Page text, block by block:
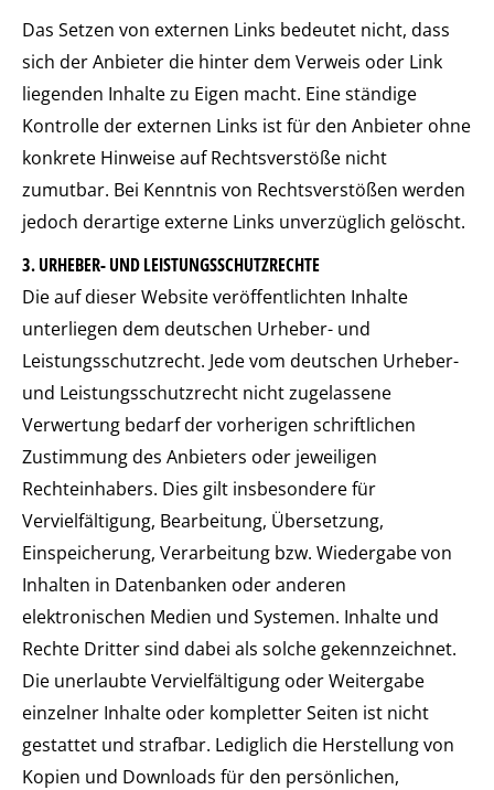
Das Setzen von externen Links bedeutet nicht, dass
sich der Anbieter die hinter dem Verweis oder Link
liegenden Inhalte zu Eigen macht. Eine ständige
Kontrolle der externen Links ist für den Anbieter ohne
konkrete Hinweise auf Rechtsverstöße nicht
zumutbar. Bei Kenntnis von Rechtsverstößen werden
jedoch derartige externe Links unverzüglich gelöscht.
3. URHEBER- UND LEISTUNGSSCHUTZRECHTE
Die auf dieser Website veröffentlichten Inhalte
unterliegen dem deutschen Urheber- und
Leistungsschutzrecht. Jede vom deutschen Urheber-
und Leistungsschutzrecht nicht zugelassene
Verwertung bedarf der vorherigen schriftlichen
Zustimmung des Anbieters oder jeweiligen
Rechteinhabers. Dies gilt insbesondere für
Vervielfältigung, Bearbeitung, Übersetzung,
Einspeicherung, Verarbeitung bzw. Wiedergabe von
Inhalten in Datenbanken oder anderen
elektronischen Medien und Systemen. Inhalte und
Rechte Dritter sind dabei als solche gekennzeichnet.
Die unerlaubte Vervielfältigung oder Weitergabe
einzelner Inhalte oder kompletter Seiten ist nicht
gestattet und strafbar. Lediglich die Herstellung von
Kopien und Downloads für den persönlichen,